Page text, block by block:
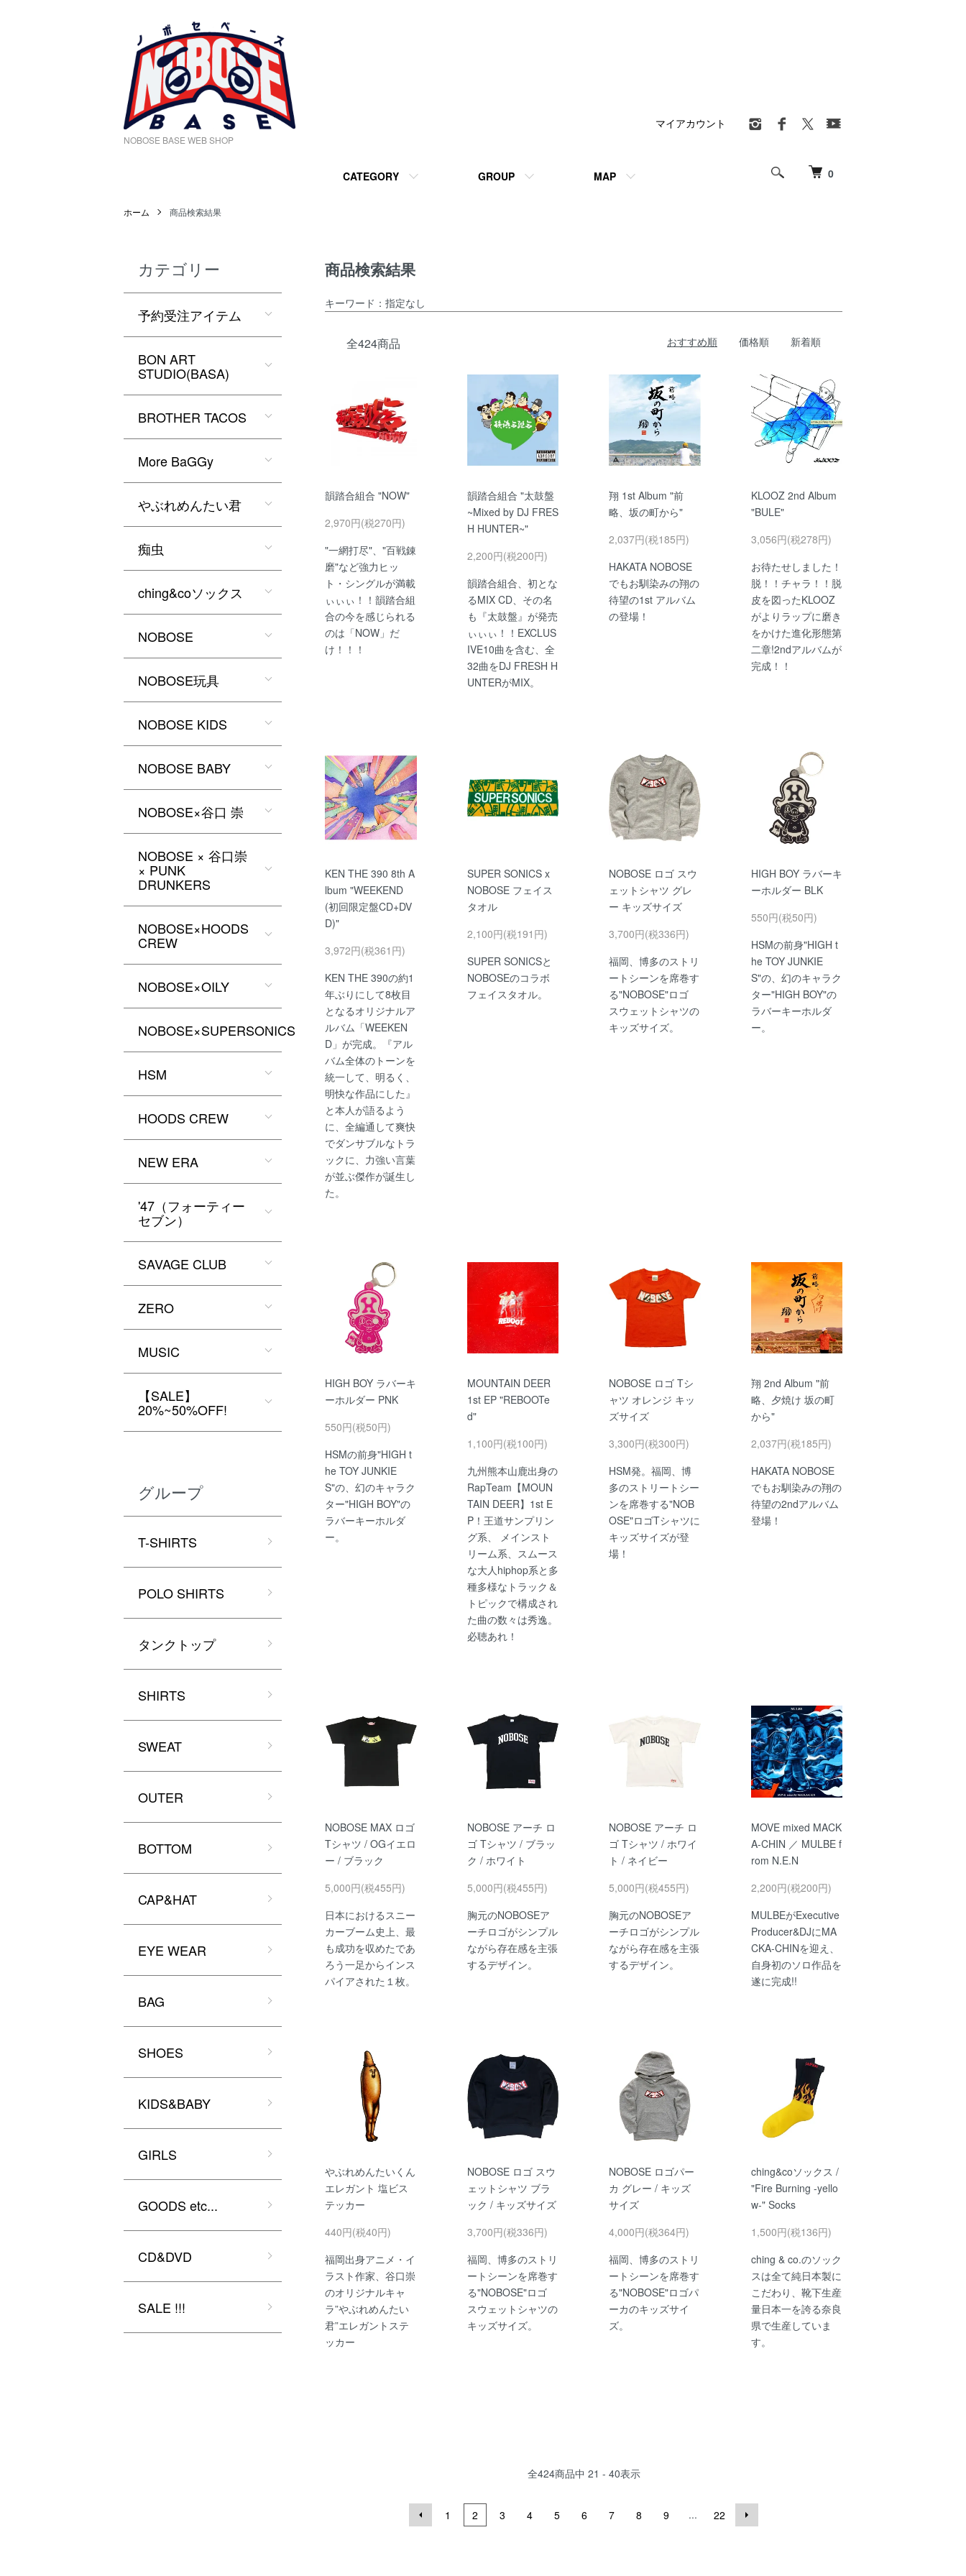
NOBOSE BASE WEB SHOP
0
CATEGORY GROUP MAP
マイアカウント
ホーム 商品検索結果
商品検索結果
キーワード：指定なし
全424商品 おすすめ順 価格順 新着順
韻踏合組合 "NOW"
2,970円(税270円)
"一網打尽"、"百戦錬
磨"など強力ヒッ
ト・シングルが満載
ぃぃぃ！！韻踏合組
合の今を感じられる
のは「NOW」だ
け！！！
韻踏合組合 "太鼓盤
~Mixed by DJ FRES
H HUNTER~"
2,200円(税200円)
韻踏合組合、初とな
るMIX CD、その名
も『太鼓盤』が発売
ぃぃぃ！！EXCLUS
IVE10曲を含む、全
32曲をDJ FRESH H
UNTERがMIX。
翔 1st Album "前
略、坂の町から"
2,037円(税185円)
HAKATA NOBOSE
でもお馴染みの翔の
待望の1st アルバム
の登場！
KLOOZ 2nd Album
"BULE"
3,056円(税278円)
お待たせしました！
脱！！チャラ！！脱
皮を図ったKLOOZ
がよりラップに磨き
をかけた進化形態第
二章!2ndアルバムが
完成！！
KEN THE 390 8th A
lbum "WEEKEND
(初回限定盤CD+DV
D)"
3,972円(税361円)
KEN THE 390の約1
年ぶりにして8枚目
となるオリジナルア
ルバム「WEEKEN
D」が完成。『アル
バム全体のトーンを
統一して、明るく、
明快な作品にした』
と本人が語るよう
に、全編通して爽快
でダンサブルなトラ
ックに、力強い言葉
が並ぶ傑作が誕生し
た。
SUPER SONICS x
NOBOSE フェイス
タオル
2,100円(税191円)
SUPER SONICSと
NOBOSEのコラボ
フェイスタオル。
NOBOSE ロゴ スウ
ェットシャツ グレ
ー キッズサイズ
3,700円(税336円)
福岡、博多のストリ
ートシーンを席巻す
る"NOBOSE"ロゴ
スウェットシャツの
キッズサイズ。
HIGH BOY ラバーキ
ーホルダー BLK
550円(税50円)
HSMの前身"HIGH t
he TOY JUNKIE
S"の、幻のキャラク
ター"HIGH BOY"の
ラバーキーホルダ
ー。
HIGH BOY ラバーキ
ーホルダー PNK
550円(税50円)
HSMの前身"HIGH t
he TOY JUNKIE
S"の、幻のキャラク
ター"HIGH BOY"の
ラバーキーホルダ
ー。
MOUNTAIN DEER
1st EP "REBOOTe
d"
1,100円(税100円)
九州熊本山鹿出身の
RapTeam【MOUN
TAIN DEER】1st E
P！王道サンプリン
グ系、 メインスト
リーム系、スムース
な大人hiphop系と多
種多様なトラック＆
トピックで構成され
た曲の数々は秀逸。
必聴あれ！
NOBOSE ロゴ Tシ
ャツ オレンジ キッ
ズサイズ
3,300円(税300円)
HSM発。福岡、博
多のストリートシー
ンを席巻する"NOB
OSE"ロゴTシャツに
キッズサイズが登
場！
翔 2nd Album "前
略、夕焼け 坂の町
から"
2,037円(税185円)
HAKATA NOBOSE
でもお馴染みの翔の
待望の2ndアルバム
登場！
NOBOSE MAX ロゴ
Tシャツ / OGイエロ
ー / ブラック
5,000円(税455円)
日本におけるスニー
カーブーム史上、最
も成功を収めたであ
ろう一足からインス
パイアされた１枚。
NOBOSE アーチ ロ
ゴ Tシャツ / ブラッ
ク / ホワイト
5,000円(税455円)
胸元のNOBOSEア
ーチロゴがシンプル
ながら存在感を主張
するデザイン。
NOBOSE アーチ ロ
ゴ Tシャツ / ホワイ
ト / ネイビー
5,000円(税455円)
胸元のNOBOSEア
ーチロゴがシンプル
ながら存在感を主張
するデザイン。
MOVE mixed MACK
A-CHIN ／ MULBE f
rom N.E.N
2,200円(税200円)
MULBEがExecutive
Producer&DJにMA
CKA-CHINを迎え、
自身初のソロ作品を
遂に完成!!
やぶれめんたいくん
エレガント 塩ビス
テッカー
440円(税40円)
福岡出身アニメ・イ
ラスト作家、谷口崇
のオリジナルキャ
ラ”やぶれめんたい
君”エレガントステ
ッカー
NOBOSE ロゴ スウ
ェットシャツ ブラ
ック / キッズサイズ
3,700円(税336円)
福岡、博多のストリ
ートシーンを席巻す
る"NOBOSE"ロゴ
スウェットシャツの
キッズサイズ。
NOBOSE ロゴパー
カ グレー / キッズ
サイズ
4,000円(税364円)
福岡、博多のストリ
ートシーンを席巻す
る"NOBOSE"ロゴパ
ーカのキッズサイ
ズ。
ching&coソックス /
"Fire Burning -yello
w-" Socks
1,500円(税136円)
ching & co.のソック
スは全て純日本製に
こだわり、靴下生産
量日本一を誇る奈良
県で生産していま
す。
全424商品中 21 - 40表示
1 2 3 4 5 6 7 8 9 ... 22
カテゴリー
予約受注アイテム
BON ART
STUDIO(BASA)
BROTHER TACOS
More BaGGy
やぶれめんたい君
痴虫
ching&coソックス
NOBOSE
NOBOSE玩具
NOBOSE KIDS
NOBOSE BABY
NOBOSE×谷口 崇
NOBOSE × 谷口崇
× PUNK
DRUNKERS
NOBOSE×HOODS
CREW
NOBOSE×OILY
NOBOSE×SUPERSONICS
HSM
HOODS CREW
NEW ERA
'47（フォーティー
セブン）
SAVAGE CLUB
ZERO
MUSIC
【SALE】
20%~50%OFF!
グループ
T-SHIRTS
POLO SHIRTS
タンクトップ
SHIRTS
SWEAT
OUTER
BOTTOM
CAP&HAT
EYE WEAR
BAG
SHOES
KIDS&BABY
GIRLS
GOODS etc...
CD&DVD
SALE !!!